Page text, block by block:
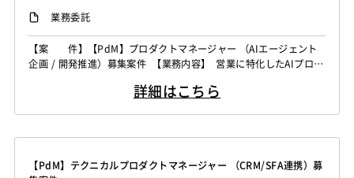
業務委託
【案 件】【PdM】プロダクトマネージャー （AIエージェント
企画 / 開発推進）募集案件 【業務内容】 営業に特化したAIプロダ
画・開発を推進していただきます。 既にある基盤のプロダクトを
価値の創...
詳細はこちら
【PdM】テクニカルプロダクトマネージャー （CRM/SFA連携）募